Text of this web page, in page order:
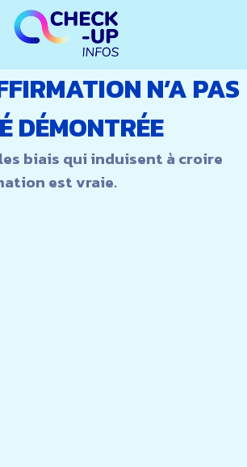
N’A PAS
DÉMONTRÉE
biais qui induisent à croire
est vraie.